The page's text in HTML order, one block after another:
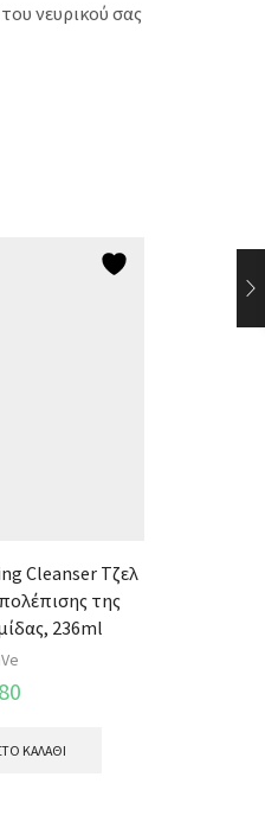
νευρικού σας
Cleanser Τζελ
της
236ml
ΚΑΛΆΘΙ